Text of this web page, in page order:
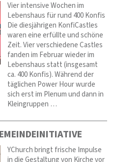
Vier intensive Wochen im
Lebenshaus für rund 400 Konfis
Die diesjährigen KonfiCastles
waren eine erfüllte und schöne
Zeit. Vier verschiedene Castles
fanden im Februar wieder im
Lebenshaus statt (insgesamt
ca. 400 Konfis). Während der
täglichen Power Hour wurde
sich erst im Plenum und dann in
Kleingruppen …
YChurch bringt frische Impulse
in die Gestaltung von Kirche vor